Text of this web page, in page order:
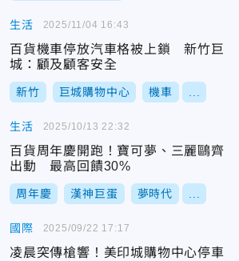
生活
百貨機車停放汽車格被上鎖 新竹巨
城：顧及顧客安全
新竹 巨城購物中心 機車
2025/11/04 16:43
生活
百貨周年慶開跑！寶可夢、三麗鷗齊
出動 最高回饋30%
周年慶 漢神巨蛋 夢時代
2025/10/13 22:32
國際
凌晨突傳槍響！美印城購物中心停車
2025/09/22 17:17